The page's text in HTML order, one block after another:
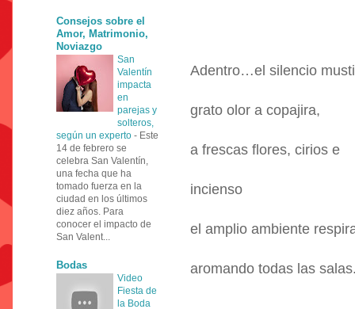
Adentro…el silencio
grato olor a copajira,
a frescas flores, cirios e
incienso
el amplio ambiente
aromando todas las
Consejos sobre el
Amor, Matrimonio,
Noviazgo
San
Valentín
impacta
en
parejas y
solteros,
según un experto - Este
14 de febrero se
celebra San Valentín,
una fecha que ha
tomado fuerza en la
ciudad en los últimos
diez años. Para
conocer el impacto de
San Valent...
Bodas
Video
Fiesta de
la Boda